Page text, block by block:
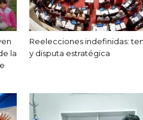
la
Reelecciones indefinidas:
y disputa estratégica